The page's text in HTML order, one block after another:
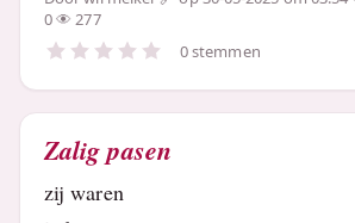
0
277
0 stemmen
Zalig pasen
zij waren